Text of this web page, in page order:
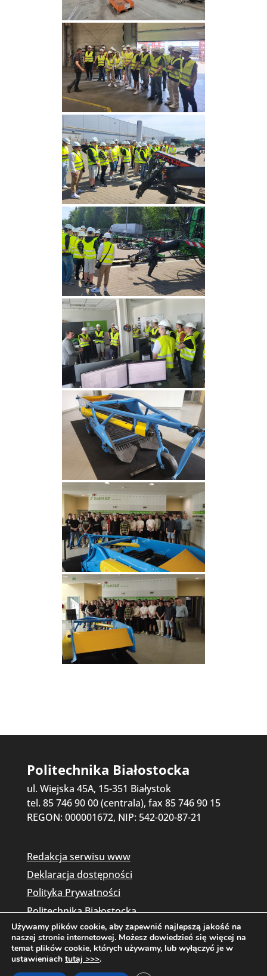
Politechnika Białostocka
ul. Wiejska 45A, 15-351 Białystok
tel. 85 746 90 00 (centrala), fax 85 746 90 15
REGON: 000001672, NIP: 542-020-87-21
Redakcja serwisu www
Deklaracja dostępności
Polityka Prywatności
Politechnika Białostocka
Używamy plików cookie, aby zapewnić najlepszą jakość na
naszej stronie internetowej. Możesz dowiedzieć się więcej na
temat plików cookie, których używamy, lub wyłączyć je w
ustawieniach tutaj >>>.